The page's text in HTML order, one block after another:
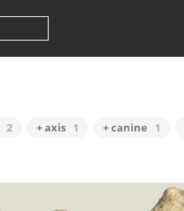
2 + axis 1 + canine 1